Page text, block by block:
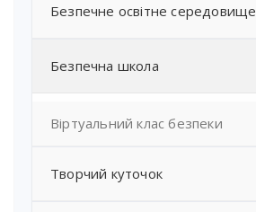
Безпечне освітне середовище
Безпечна школа
Віртуальний клас безпеки
Творчий куточок